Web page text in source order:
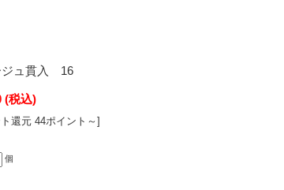
ジュ貫入 16
(税込)
還元 44ポイント～]
個